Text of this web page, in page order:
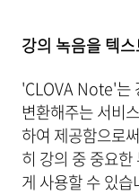
강의 녹음을 텍
'CLOVA Note'는
변환해주는 서비
하여 제공함으로
히 강의 중 중요
게 사용할 수 있습